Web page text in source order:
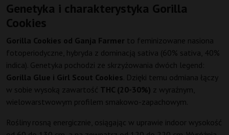
Genetyka i charakterystyka Gorilla
Cookies
Gorilla Cookies od Ganja Farmer to feminizowane nasiona
fotoperiodyczne, hybryda z dominacją sativa (60% sativa, 40%
indica). Genetyka pochodzi ze skrzyżowania dwóch legend:
Gorilla Glue i Girl Scout Cookies . Dzięki temu odmiana łączy
w sobie wysoką zawartość THC (20-30%) z wyraźnym,
wielowarstwowym profilem smakowo-zapachowym.
Rośliny rosną energicznie, osiągając w uprawie indoor wysokość